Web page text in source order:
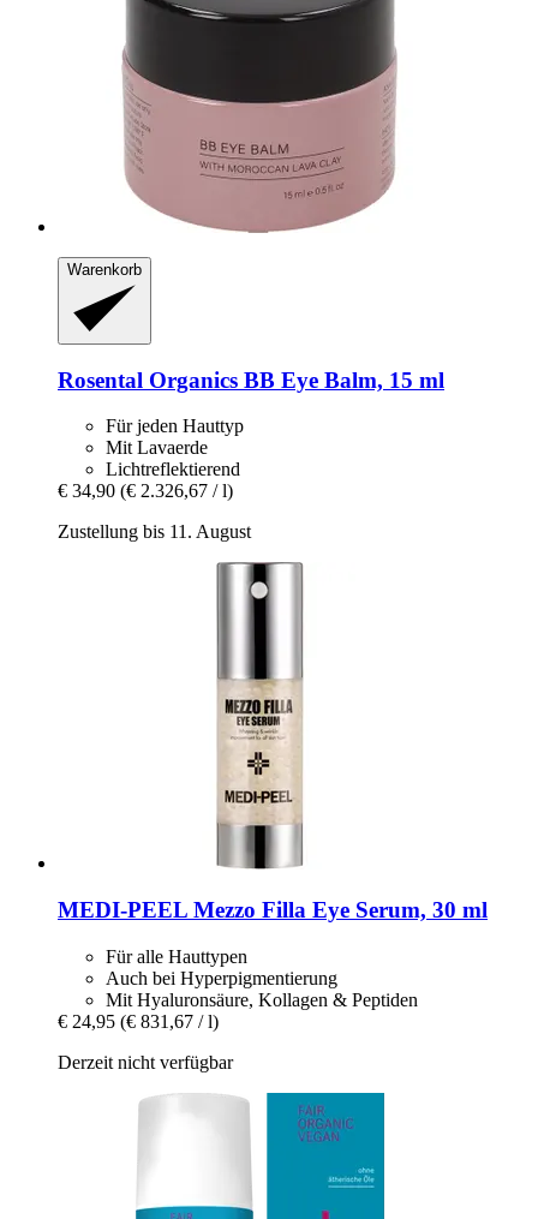
Warenkorb
Rosental Organics BB Eye Balm, 15 ml
Für jeden Hauttyp
Mit Lavaerde
Lichtreflektierend
€ 34,90 (€ 2.326,67 / l)
Zustellung bis 11. August
MEDI-PEEL Mezzo Filla Eye Serum, 30 ml
Für alle Hauttypen
Auch bei Hyperpigmentierung
Mit Hyaluronsäure, Kollagen & Peptiden
€ 24,95 (€ 831,67 / l)
Derzeit nicht verfügbar